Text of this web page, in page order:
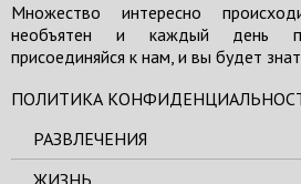
Множество интересно
необъятен и каждый день
присоединяйся к нам, и вы будет
ПОЛИТИКА
РАЗВЛЕЧЕНИЯ